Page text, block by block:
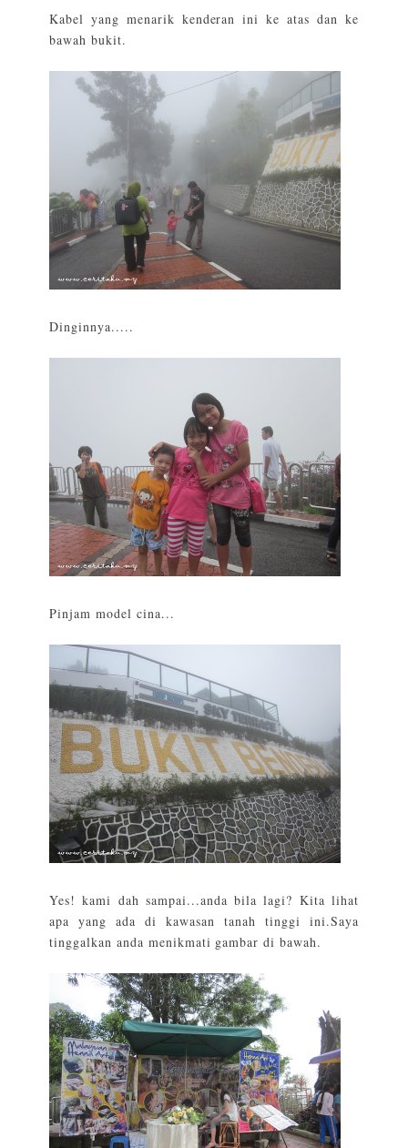
Kabel yang menarik kenderan ini ke atas dan ke
bawah bukit.
Dinginnya.....
Pinjam model cina...
Yes! kami dah sampai...anda bila lagi? Kita lihat
apa yang ada di kawasan tanah tinggi ini.Saya
tinggalkan anda menikmati gambar di bawah.